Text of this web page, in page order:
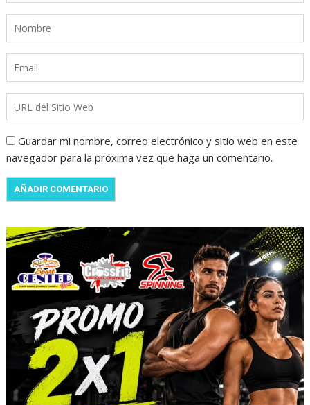
Guardar mi nombre, correo electrónico y sitio web en este
navegador para la próxima vez que haga un comentario.